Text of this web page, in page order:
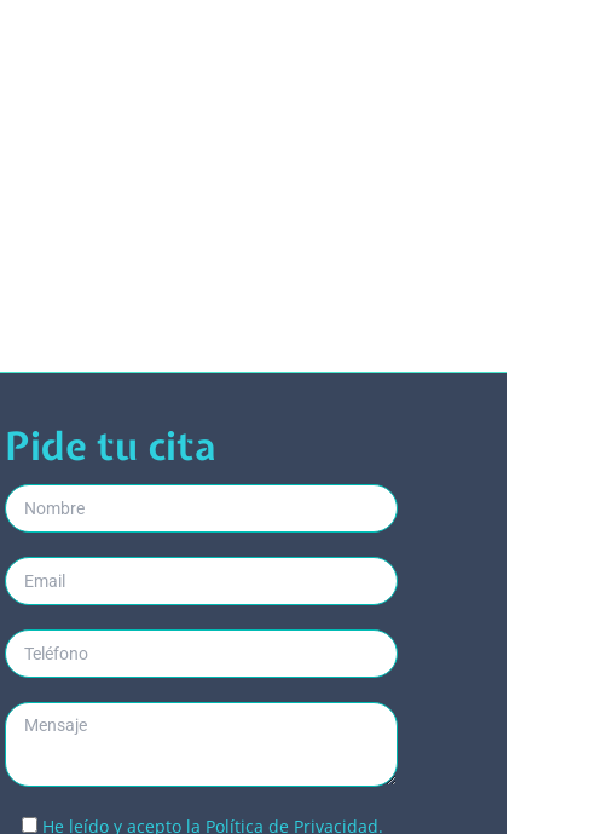
Pide tu cita
He leído y acepto la Política de Privacidad.